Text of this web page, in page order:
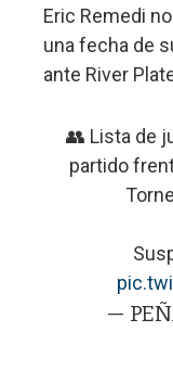
Eric Remedi
una fecha de
ante River
👥 Lista de
partido
—